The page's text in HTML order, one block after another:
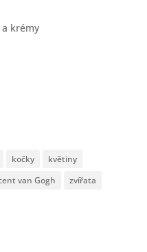
krémy
kočky
květiny
van Gogh
zvířata